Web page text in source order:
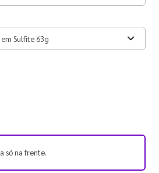
só na frente.